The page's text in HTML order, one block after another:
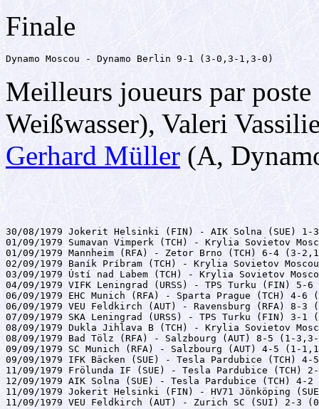
Finale
Dynamo Moscou - Dynamo Berlin 9-1 (3-0,3-1,3-0)
Meilleurs joueurs par
Weißwasser), Valeri
Gerhard Müller (A,
30/08/1979 Jokerit Helsinki (FIN) - AIK Solna (SUE)
01/09/1979 Sumavan Vimperk (TCH) - Krylia Sovietov
01/09/1979 Mannheim (RFA) - Zetor Brno (TCH) 6-4 (3-
02/09/1979 Baník Príbram (TCH) - Krylia Sovietov
03/09/1979 Ústí nad Labem (TCH) - Krylia Sovietov
04/09/1979 VIFK Leningrad (URSS) - TPS Turku (FIN) 5-
06/09/1979 EHC Munich (RFA) - Sparta Prague (TCH) 4-
06/09/1979 VEU Feldkirch (AUT) - Ravensburg (RFA) 8-
07/09/1979 SKA Leningrad (URSS) - TPS Turku (FIN) 3-
08/09/1979 Dukla Jihlava B (TCH) - Krylia Sovietov
08/09/1979 Bad Tölz (RFA) - Salzbourg (AUT) 8-5 (1-
09/09/1979 SC Munich (RFA) - Salzbourg (AUT) 4-5 (1-
09/09/1979 IFK Bäcken (SUE) - Tesla Pardubice (TCH)
11/09/1979 Frölunda IF (SUE) - Tesla Pardubice (TCH)
12/09/1979 AIK Solna (SUE) - Tesla Pardubice (TCH) 4-
11/09/1979 Jokerit Helsinki (FIN) - HV71 Jönköping
11/09/1979 VEU Feldkirch (AUT) - Zurich SC (SUI) 2-3